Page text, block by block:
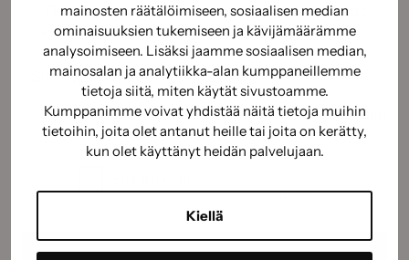
mainosten räätälöimiseen, sosiaalisen median
ominaisuuksien tukemiseen ja kävijämäärämme
analysoimiseen. Lisäksi jaamme sosiaalisen median,
mainosalan ja analytiikka-alan kumppaneillemme
tietoja siitä, miten käytät sivustoamme.
Kumppanimme voivat yhdistää näitä tietoja muihin
tietoihin, joita olet antanut heille tai joita on kerätty,
kun olet käyttänyt heidän palvelujaan.
Kiellä
Tilaamalla uutiskirjeemme saat kauden parhaat
vinkit, ohjeet ja tarjoukset suoraan sähköpostiisi.
Sähköposti
(Pakollinen)
Suostumus (Pakollinen)
Hyväksyn tietojeni käyttämisentietosuojaselosteen
mukaisesti. (Pakollinen)
CAPTCHA